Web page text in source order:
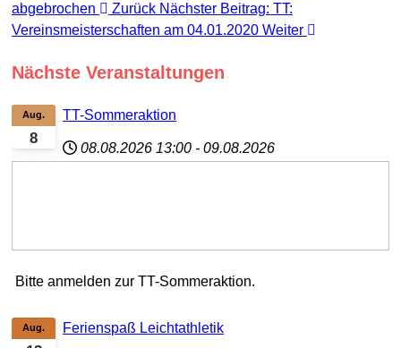
abgebrochen
Zurück Nächster Beitrag: TT:
Vereinsmeisterschaften am 04.01.2020 Weiter
Nächste Veranstaltungen
8
Aug. TT-Sommeraktion
08.08.2026 13:00 - 09.08.2026
Bitte anmelden zur TT-Sommeraktion.
Aug. Ferienspaß Leichtathletik